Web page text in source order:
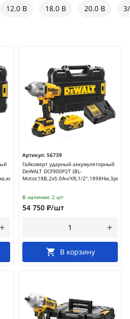
12.0 В 18.0 В 20.0 В
Артикул: 56739
Гайковерт ударный аккумуляторный
DeWALT DCF900P2T (BL-
Motor,18В,2х5.0Ач/XR,1/
В наличии: 2 шт
54 750 ₽/шт
В корзину